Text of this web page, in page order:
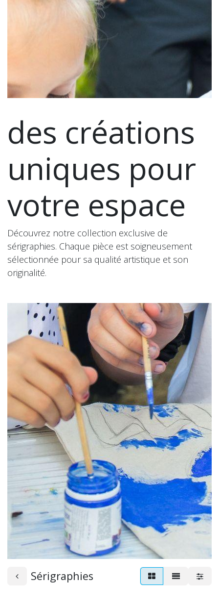
des créations
uniques pour
votre espace
Découvrez notre collection exclusive de
sérigraphies. Chaque pièce est soigneusement
sélectionnée pour sa qualité artistique et son
originalité.
Sérigraphies